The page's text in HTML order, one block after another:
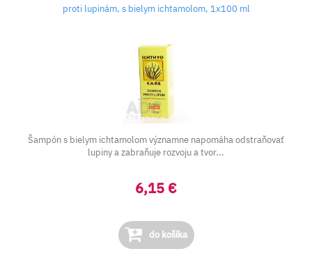
proti lupinám, s bielym ichtamolom, 1x100 ml
Šampón s bielym ichtamolom významne napomáha odstraňovať
lupiny a zabraňuje rozvoju a tvor...
6,15 €
do košíka